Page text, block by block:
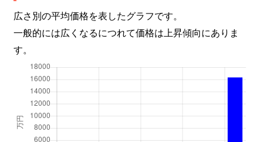
広さ別の平均価格を表したグラフです。
一般的には広くなるにつれて価格は上昇傾向にありま
す。